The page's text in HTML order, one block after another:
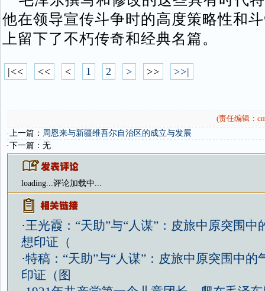
他在领导宣传斗争时的高度策略性和
上留下了不朽传奇和经典名篇。
|<< << < 1 2 > >> >>|
(责任编辑：
·上一篇： 周恩来与新疆维吾尔自治区的成立与发展
·下一篇：无
loading...评论加载中...
·王光霞：“天助”与“人谋”：皮旅中原突围
想印证（
·特稿：“天助”与“人谋”：皮旅中原突围中
印证（图